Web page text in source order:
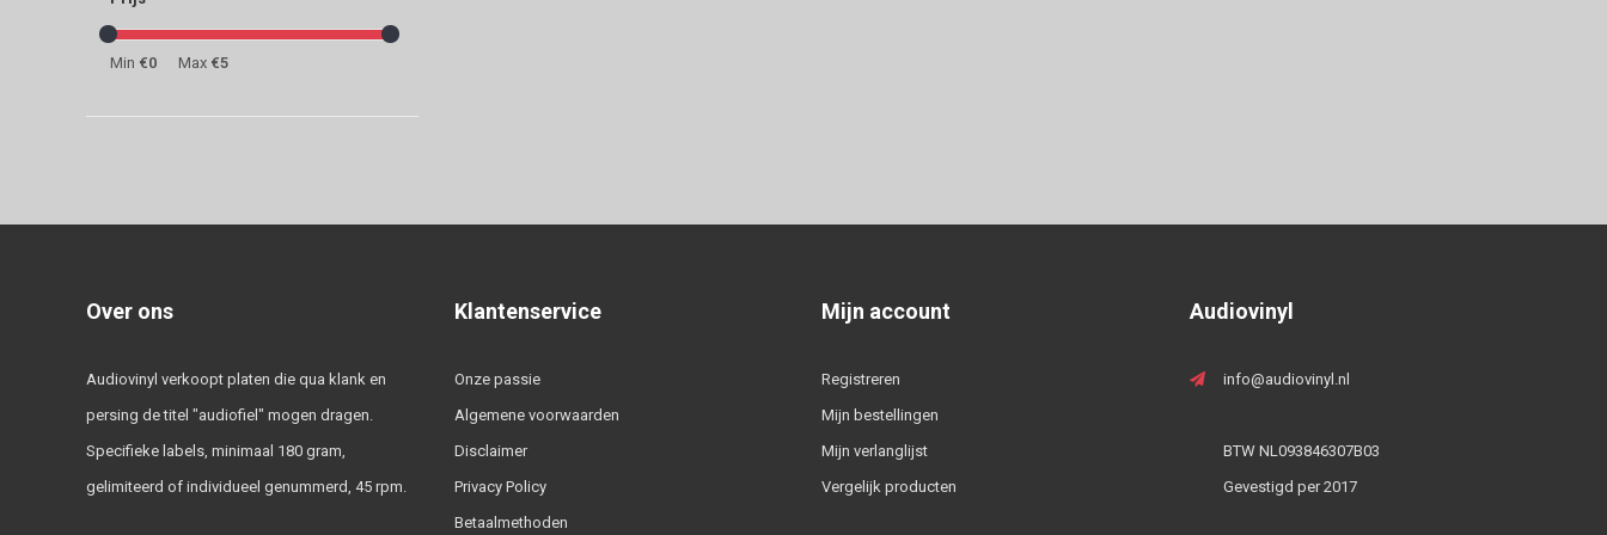
Min €0 Max €5
Over ons
Audiovinyl verkoopt platen die qua klank en
persing de titel "audiofiel" mogen dragen.
Specifieke labels, minimaal 180 gram,
gelimiteerd of individueel genummerd, 45 rpm.
Klantenservice
Onze passie
Algemene voorwaarden
Disclaimer
Privacy Policy
Betaalmethoden
Mijn account
Registreren
Mijn bestellingen
Mijn verlanglijst
Vergelijk producten
Audiovinyl
info@audiovinyl.nl
BTW NL093846307B03
Gevestigd per 2017